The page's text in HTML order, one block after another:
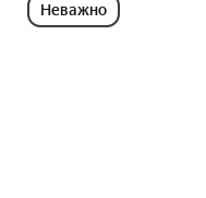
Неважно